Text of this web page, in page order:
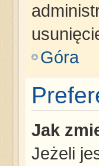
Góra
Jak
Jeżeli